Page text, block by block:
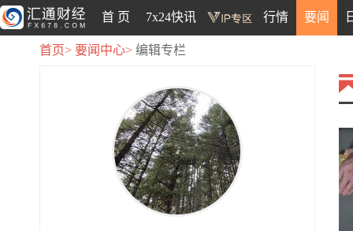
首 页 7x24快讯 行情 要闻
首页> 要闻中心> 编辑专栏